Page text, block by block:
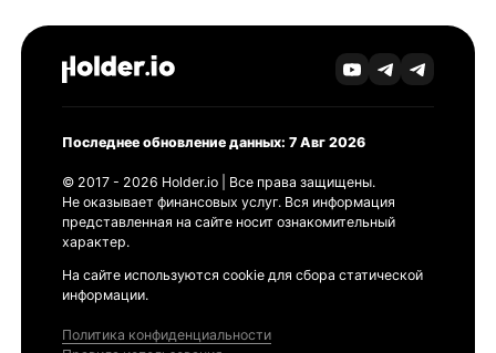
Последнее обновление данных: 7 Авг 2026
© 2017 - 2026 Holder.io | Все права защищены.
Не оказывает финансовых услуг. Вся информация
представленная на сайте носит ознакомительный
характер.
На сайте используются cookie для сбора статической
информации.
Политика конфиденциальности